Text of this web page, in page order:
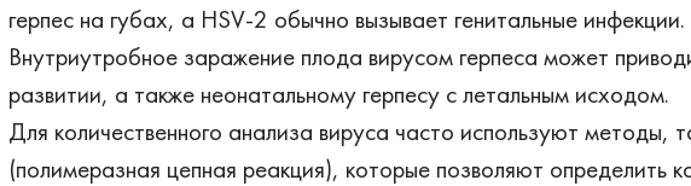
герпес на губах, а HSV-2 обычно вызывает генитальные инфекции.
Внутриутробное заражение плода вирусом герпеса может
развитии, а также неонатальному герпесу с летальным исходом.
Для количественного анализа вируса часто используют методы,
(полимеразная цепная реакция), которые позволяют определить